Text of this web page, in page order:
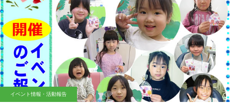
イベント情報・活動報告